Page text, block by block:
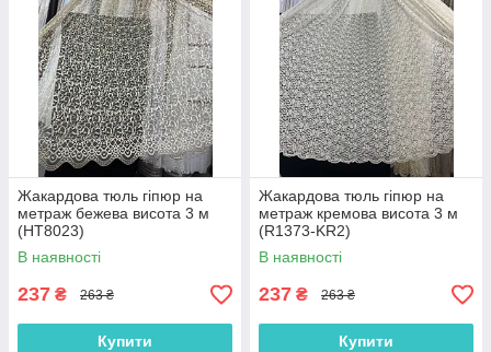
Жакардова тюль гіпюр на
метраж бежева висота 3 м
(HT8023)
В наявності
237 ₴ 263 ₴
Купити
Жакардова тюль гіпюр на
метраж кремова висота 3 м
(R1373-KR2)
В наявності
237 ₴ 263 ₴
Купити